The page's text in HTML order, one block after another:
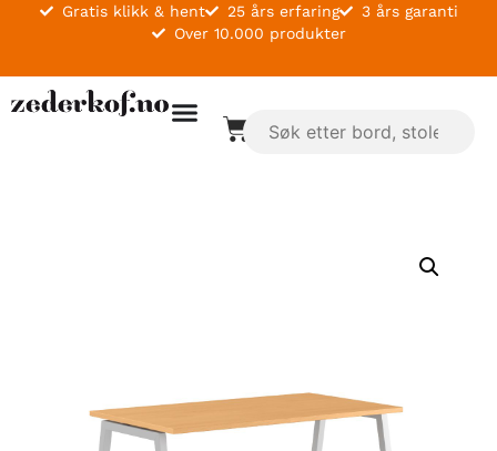
Gratis klikk & hent 25 års erfaring
3 års garanti
Over 10.000 produkter